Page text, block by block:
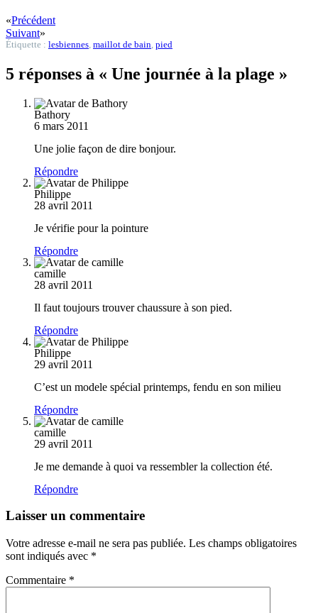
«Précédent
Suivant»
Étiquette : lesbiennes maillot de bain pied
5 réponses à « Une journée à la plage »
Bathory
6 mars 2011
Une jolie façon de dire bonjour.
Répondre
Philippe
28 avril 2011
Je vérifie pour la pointure
Répondre
camille
28 avril 2011
Il faut toujours trouver chaussure à son pied.
Répondre
Philippe
29 avril 2011
C’est un modele spécial printemps, fendu en son milieu
Répondre
camille
29 avril 2011
Je me demande à quoi va ressembler la collection été.
Répondre
Laisser un commentaire
Votre adresse e-mail ne sera pas publiée. Les champs obligatoires
sont indiqués avec *
Commentaire *